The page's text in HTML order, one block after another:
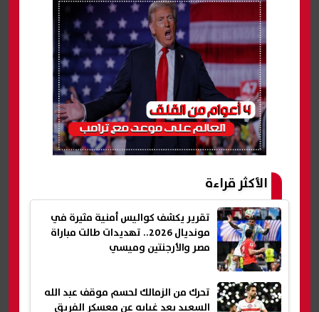
الأكثر قراءة
تقرير يكشف كواليس أمنية مثيرة في
مونديال 2026.. تهديدات طالت مباراة
مصر والأرجنتين وميسي
تحرك من الزمالك لحسم موقف عبد الله
السعيد بعد غيابه عن معسكر الفريق